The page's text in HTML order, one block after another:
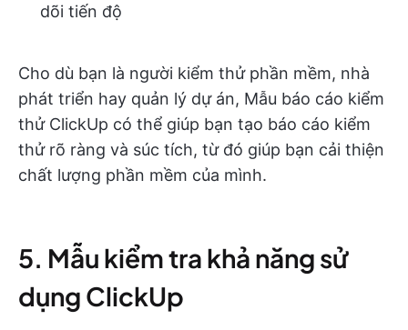
dõi tiến độ
Cho dù bạn là người kiểm thử phần mềm, nhà
phát triển hay quản lý dự án, Mẫu báo cáo kiểm
thử ClickUp có thể giúp bạn tạo báo cáo kiểm
thử rõ ràng và súc tích, từ đó giúp bạn cải thiện
chất lượng phần mềm của mình.
5. Mẫu kiểm tra khả năng sử
dụng ClickUp